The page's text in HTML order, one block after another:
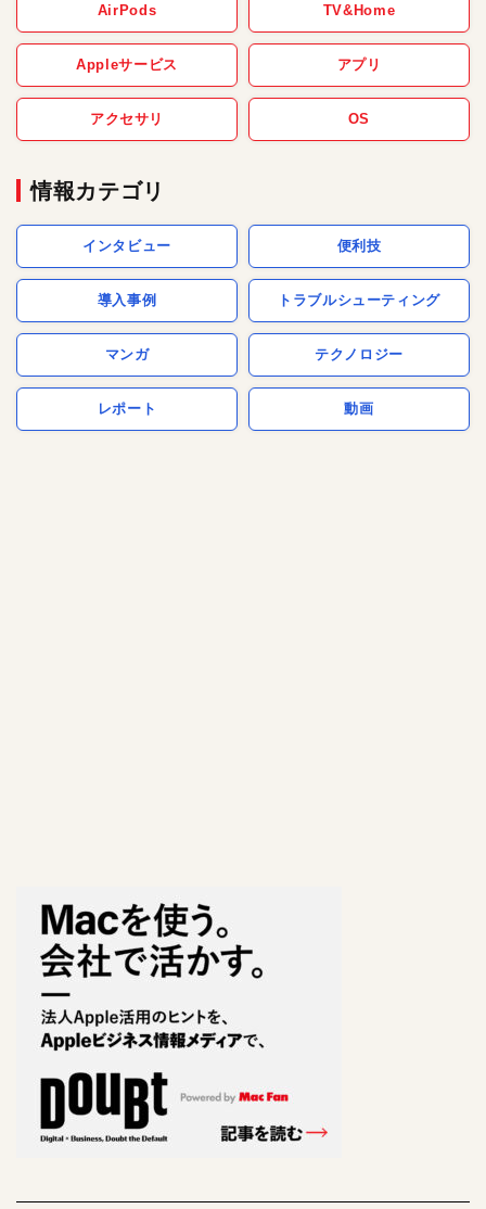
AirPods TV&Home
Appleサービス アプリ
アクセサリ OS
情報カテゴリ
インタビュー 便利技
導入事例 トラブルシューティング
マンガ テクノロジー
レポート 動画